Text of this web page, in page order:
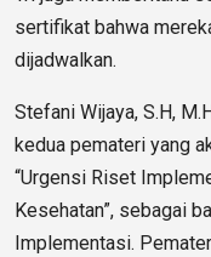
sertifikat bahwa
dijadwalkan.
Stefani Wijaya, S.H,
kedua pemateri yang
“Urgensi Riset
Kesehatan”, sebagai
Implementasi.